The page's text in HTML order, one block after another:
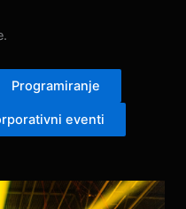
Programiranje